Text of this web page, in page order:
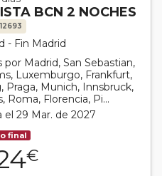
BCN 2 NOCHES
- Fin Madrid
Madrid, San Sebastian,
Luxemburgo, Frankfurt,
Munich, Innsbruck,
Roma, Florencia, Pi...
el 29 Mar. de 2027
final
€